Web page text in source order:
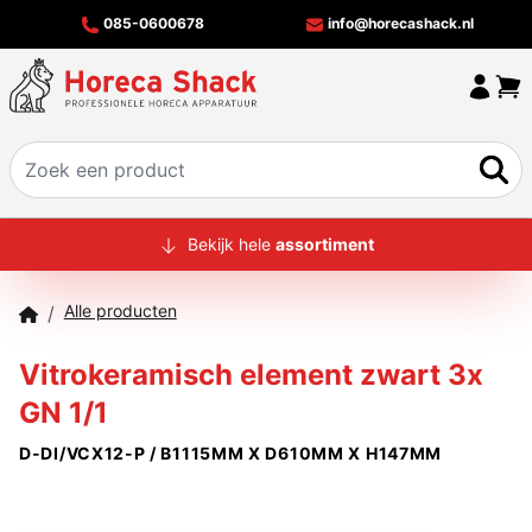
085-0600678 info@horecashack.nl
HOME
MERKEN
CONTACT
Bekijk hele assortiment
/ Alle producten
Vitrokeramisch element zwart 3x
GN 1/1
D-DI/VCX12-P / B1115MM X D610MM X H147MM